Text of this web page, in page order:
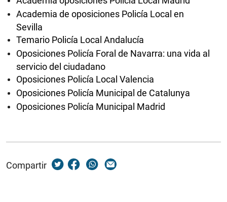
Academia de oposiciones Policía Local en
Sevilla
Temario Policía Local Andalucía
Oposiciones Policía Foral de Navarra: una vida al
servicio del ciudadano
Oposiciones Policía Local Valencia
Oposiciones Policía Municipal de Catalunya
Oposiciones Policía Municipal Madrid
Compartir